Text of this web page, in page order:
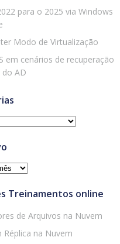
para o 2025 via Windows
Modo de Virtualização
em cenários de recuperação
do AD
Treinamentos online
de Arquivos na Nuvem
na Nuvem